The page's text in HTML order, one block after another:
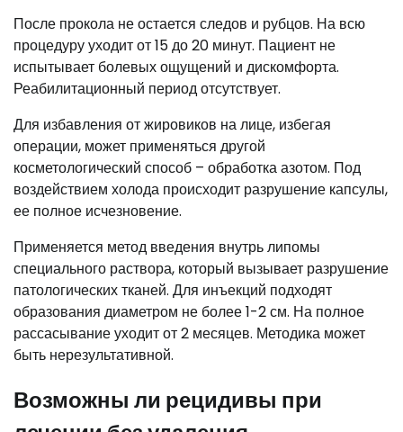
После прокола не остается следов и рубцов. На всю
процедуру уходит от 15 до 20 минут. Пациент не
испытывает болевых ощущений и дискомфорта.
Реабилитационный период отсутствует.
Для избавления от жировиков на лице, избегая
операции, может применяться другой
косметологический способ – обработка азотом. Под
воздействием холода происходит разрушение капсулы,
ее полное исчезновение.
Применяется метод введения внутрь липомы
специального раствора, который вызывает разрушение
патологических тканей. Для инъекций подходят
образования диаметром не более 1-2 см. На полное
рассасывание уходит от 2 месяцев. Методика может
быть нерезультативной.
Возможны ли рецидивы при